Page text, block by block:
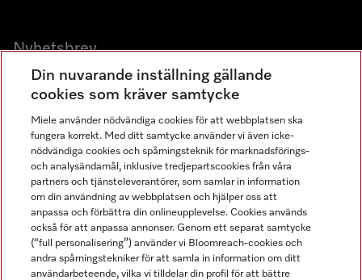
Nyhetsbrev
Gå med i vår gemenskap
Miele på LinkedIn
Miele på Facebook
Miele på Instagram
Miele på Youtube
Din nuvarande inställning gällande
cookies som kräver samtycke
Miele använder nödvändiga cookies för att webbplatsen ska
fungera korrekt. Med ditt samtycke använder vi även icke-
nödvändiga cookies och spårningsteknik för marknadsförings-
och analysändamål, inklusive tredjepartscookies från våra
partners och tjänsteleverantörer, som samlar in information
om din användning av webbplatsen och hjälper oss att
anpassa och förbättra din onlineupplevelse. Cookies används
också för att anpassa annonser. Genom ett separat samtycke
(“full personalisering”) använder vi Bloomreach-cookies och
andra spårningstekniker för att samla in information om ditt
användarbeteende, vilka vi tilldelar din profil för att bättre